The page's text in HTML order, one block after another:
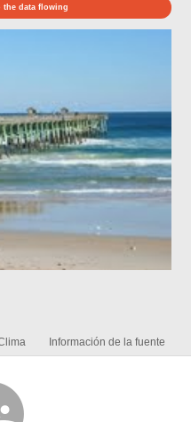
the data flowing
Información de la fuente